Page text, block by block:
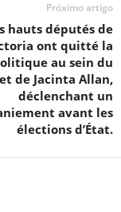
Próximo artigo
hauts députés de
ont quitté la
au sein du
de Jacinta Allan,
déclenchant un
avant les
élections d’État.